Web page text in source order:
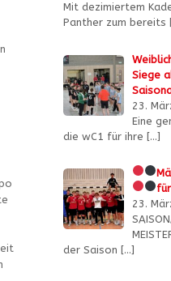
Mit dezimiertem
Panther zum bereits
Siege
23.
Eine
die wC1 für ihre[…]
23.
der Saison […]